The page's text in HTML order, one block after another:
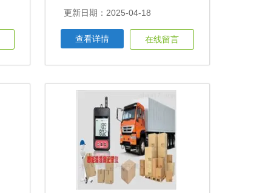
更新日期：2025-04-18
查看详情 在线留言